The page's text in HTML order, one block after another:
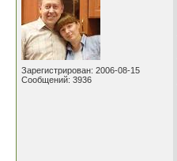
Зарегистрирован: 2006-08-15
Сообщений: 3936